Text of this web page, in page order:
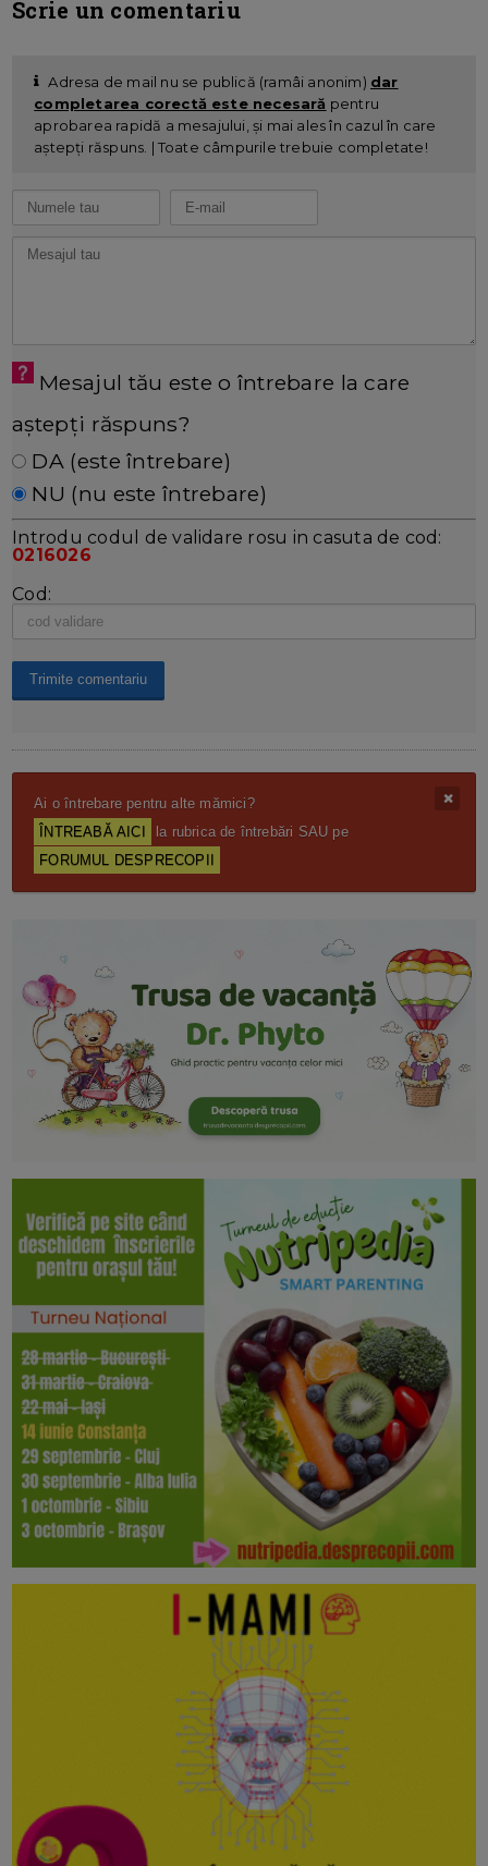
Scrie un comentariu
Adresa de mail nu se publică (ramâi anonim) dar
completarea corectă este necesară pentru
aprobarea rapidă a mesajului, și mai ales în cazul în care
aștepți răspuns. | Toate câmpurile trebuie completate!
Mesajul tău este o întrebare la care
aștepți răspuns?
DA (este întrebare)
NU (nu este întrebare)
Introdu codul de validare rosu in casuta de cod:
0216026
Cod:
Ai o întrebare pentru alte mămici?
ÎNTREABĂ AICI
la rubrica de întrebări SAU pe
FORUMUL DESPRECOPII